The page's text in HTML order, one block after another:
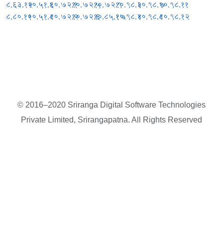
८.६३.१२
८.८०.१०
१०.५१.६
१०.५१.८
१०.७२.१
१०.७२.२
१०.७२.५
१०.७२.६
१०.७२.९
१०.८५.१७
१०.९८.३
१०.९८.४
१०.९८.७
१०.९८.८
१०.९८.११
१०.९८.१२
© 2016–2020 Sriranga Digital Software Technologies
Private Limited, Srirangapatna. All Rights Reserved